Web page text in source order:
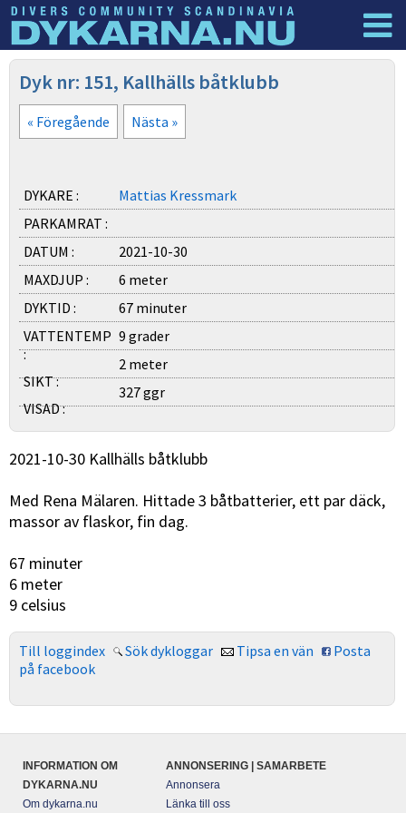
Dyknyheter
Dyk nr: 151, Kallhälls båtklubb
« Föregående Nästa »
DYKARE :
Mattias Kressmark
PARKAMRAT :
DATUM :
2021-10-30
MAXDJUP :
6 meter
DYKTID :
67 minuter
VATTENTEMP
:
9 grader
SIKT :
2 meter
VISAD :
327 ggr
2021-10-30 Kallhälls båtklubb
Med Rena Mälaren. Hittade 3 båtbatterier, ett par däck,
massor av flaskor, fin dag.
67 minuter
6 meter
9 celsius
Till loggindex Sök dykloggar Tipsa en vän
Posta
på facebook
INFORMATION OM
DYKARNA.NU
Om dykarna.nu
ANNONSERING | SAMARBETE
Annonsera
Länka till oss